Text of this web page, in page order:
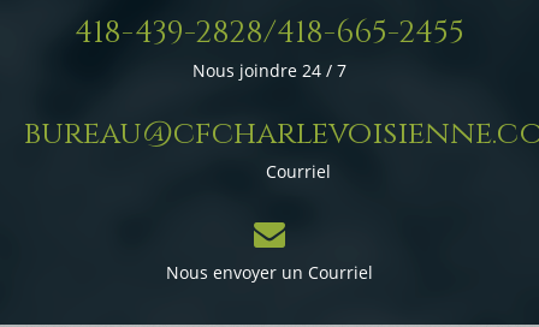
418-439-2828/418-665-2455
Nous joindre 24 / 7
Courriel
Nous envoyer un Courriel